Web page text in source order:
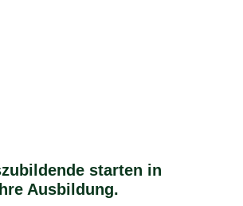
starten in
Ausbildung.